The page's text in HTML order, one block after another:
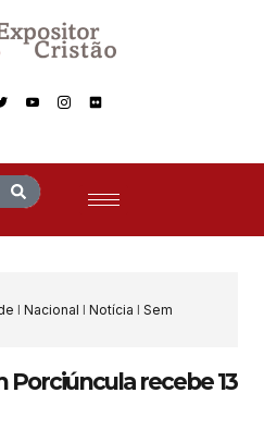
I Nacional I Notícia I Sem
Porciúncula recebe 13